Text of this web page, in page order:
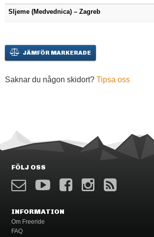
Sljeme (Medvednica) – Zagreb
JÄMFÖR MARKERADE
Saknar du någon skidort? Tipsa oss
FÖLJ OSS
INFORMATION
Om Freeride
FAQ